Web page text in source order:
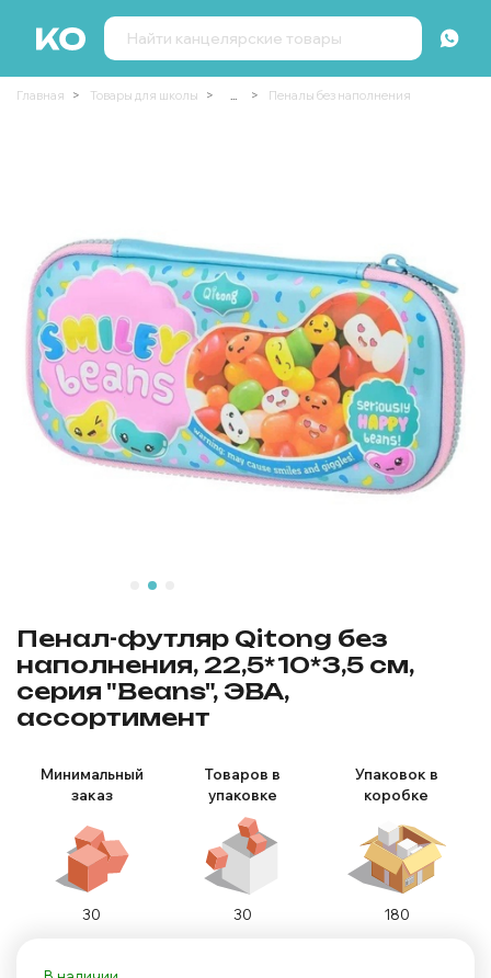
Главная Товары для школы ... Пеналы без наполнения
Пенал-футляр Qitong без
наполнения, 22,5*10*3,5 см,
серия "Beans", ЭВА,
ассортимент
Минимальный
заказ
Товаров в
упаковке
Упаковок в
коробке
30 30 180